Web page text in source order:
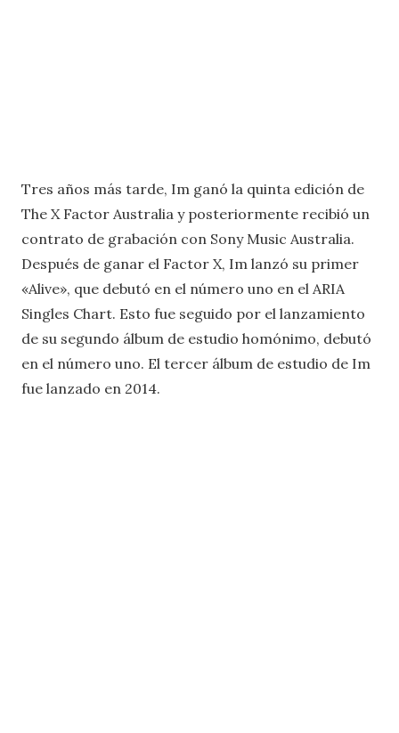
Tres años más tarde, Im ganó la quinta edición de
The X Factor Australia y posteriormente recibió un
contrato de grabación con Sony Music Australia.
Después de ganar el Factor X, Im lanzó su primer
«Alive», que debutó en el número uno en el ARIA
Singles Chart. Esto fue seguido por el lanzamiento
de su segundo álbum de estudio homónimo, debutó
en el número uno. El tercer álbum de estudio de Im
fue lanzado en 2014.